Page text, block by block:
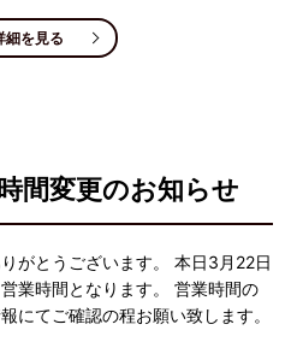
細を見る
間変更のお知らせ
がとうございます。 本日3月22日
業時間となります。 営業時間の
にてご確認の程お願い致します。